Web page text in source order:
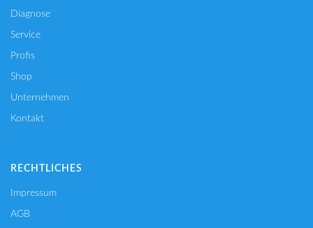
Diagnose
Service
Profis
Shop
Unternehmen
Kontakt
RECHTLICHES
Impressum
AGB